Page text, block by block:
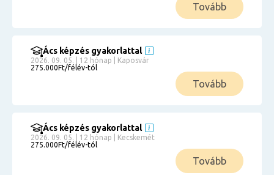
Tovább
Ács képzés gyakorlattal
2026. 09. 05. | 12 hónap | Kaposvár
275.000Ft/félév-tól
Tovább
Ács képzés gyakorlattal
2026. 09. 05. | 12 hónap | Kecskemét
275.000Ft/félév-tól
Tovább